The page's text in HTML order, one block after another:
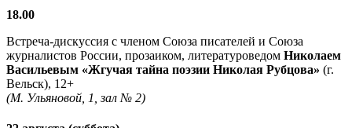
18.00
Встреча-дискуссия с членом Союза писателей и Союза
журналистов России, прозаиком, литературоведом Николаем
Васильевым «Жгучая тайна поэзии Николая Рубцова» (г.
Вельск), 12+
(М. Ульяновой, 1, зал № 2)